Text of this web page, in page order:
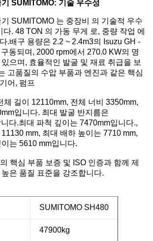
SUMITOMO: 기술 우수성
SUMITOMO 는 중장비 의 기술적 우수
다. 48 TON 의 가동 무게 로, 중량 작업 에
.배구 용량은 2.2 ~ 2.4m3의 Isuzu GH -
동되며, 2000 rpm에서 270.0 KW의 명
으며, 효율적인 발굴 및 재료 취급을 보
고품질의 수압 부품과 엔진과 같은 핵심
어, 펌프
체 길이 12110mm, 전체 너비 3350mm,
입니다. 최대 발굴 반지름은
다.최대 파척 깊이는 7470mm입니다.,
mm, 최대 배하 높이는 7710 mm,
는 5610 mm입니다.
핵심 부품 보증 및 ISO 인증과 함께 제
은 품질 표준을 강조합니다.
SUMITOMO SH480
47900kg